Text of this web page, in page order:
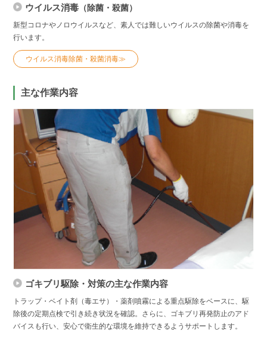
ウイルス消毒 （除菌・殺菌）
新型コロナやノロウイルスなど、素人では難しいウイルスの除菌や消毒を
行います。
ウイルス消毒除菌・殺菌消毒≫
主な作業内容
ゴキブリ駆除・対策の主な作業内容
トラップ・ベイト剤（毒エサ）・薬剤噴霧による重点駆除をベースに、駆
除後の定期点検で引き続き状況を確認。さらに、ゴキブリ再発防止のアド
バイスも行い、安心で衛生的な環境を維持できるようサポートします。